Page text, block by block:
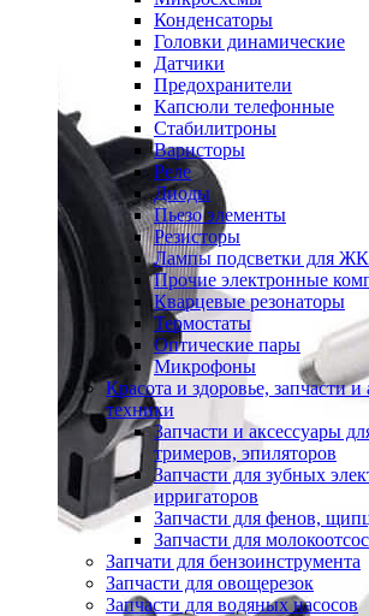
Конденсаторы
Головки динамические
Датчики
Предохранители
Капсюли телефонные
Стабилитроны
Варисторы
Реле
Диоды
Пьезо элементы
Резисторы
Лампы подсветки для
Прочие электронные
Кварцевые резонаторы
Термостаты
Оптические пары
Микрофоны
Красота и здоровье, запчасти и
техники
Запчасти и аксессуары
тримеров, эпиляторов
Запчасти для зубных
ирригаторов
Запчасти для фенов,
Запчасти для
Запчати для бензоинструмента
Запчасти для овощерезок
Запчасти для водяных насосов